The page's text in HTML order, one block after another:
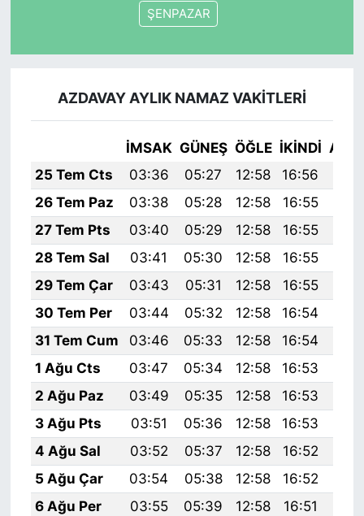
ŞENPAZAR
AZDAVAY AYLIK NAMAZ VAKITLERI
İMSAK GÜNEŞ ÖĞLE İKINDI
25 Tem Cts
03:36 05:27 12:58 16:56
26 Tem Paz
03:38 05:28 12:58 16:55
27 Tem Pts
03:40 05:29 12:58 16:55
28 Tem Sal
03:41 05:30 12:58 16:55
29 Tem Çar
03:43 05:31 12:58 16:55
30 Tem Per
03:44 05:32 12:58 16:54
31 Tem Cum
03:46 05:33 12:58 16:54
1 Ağu Cts
03:47 05:34 12:58 16:53
2 Ağu Paz
03:49 05:35 12:58 16:53
3 Ağu Pts
03:51 05:36 12:58 16:53
4 Ağu Sal
03:52 05:37 12:58 16:52
5 Ağu Çar
03:54 05:38 12:58 16:52
6 Ağu Per
03:55 05:39 12:58 16:51